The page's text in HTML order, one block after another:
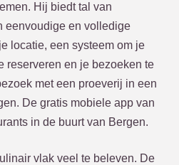
Hij biedt tal van
eenvoudige en volledige
locatie, een systeem om je
reserveren en je bezoeken te
met een proeverij in een
De gratis mobiele app van
in de buurt van Bergen.
vlak veel te beleven. De